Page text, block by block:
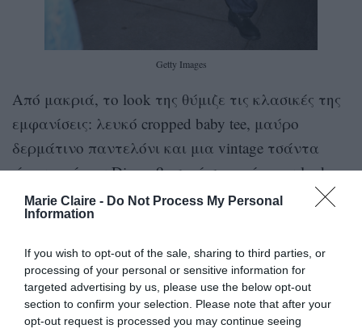
Marie Claire - Do Not Process My Personal
Information
If you wish to opt-out of the sale, sharing to third parties, or
processing of your personal or sensitive information for
targeted advertising by us, please use the below opt-out
section to confirm your selection. Please note that after your
opt-out request is processed you may continue seeing
Getty Images
Από μακριά, το look της θύμιζε τις κλασικές της
εμφανίσεις: λευκό cropped baby tee, μαύρο
δερμάτινο παντελόνι και μια vintage τσάντα
ώμου από τον Dior – βασικά στοιχεία του look
της.
Jean Paul Gaultier, σε έντονη πορτοκαλί
απόχρωση, εμπνευσμένο από τη racing αισθητική.
Το σύνολο ολοκληρώθηκε με ένα ζευγάρι vintage